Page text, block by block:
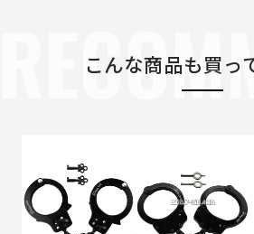
こんな商品も買っ